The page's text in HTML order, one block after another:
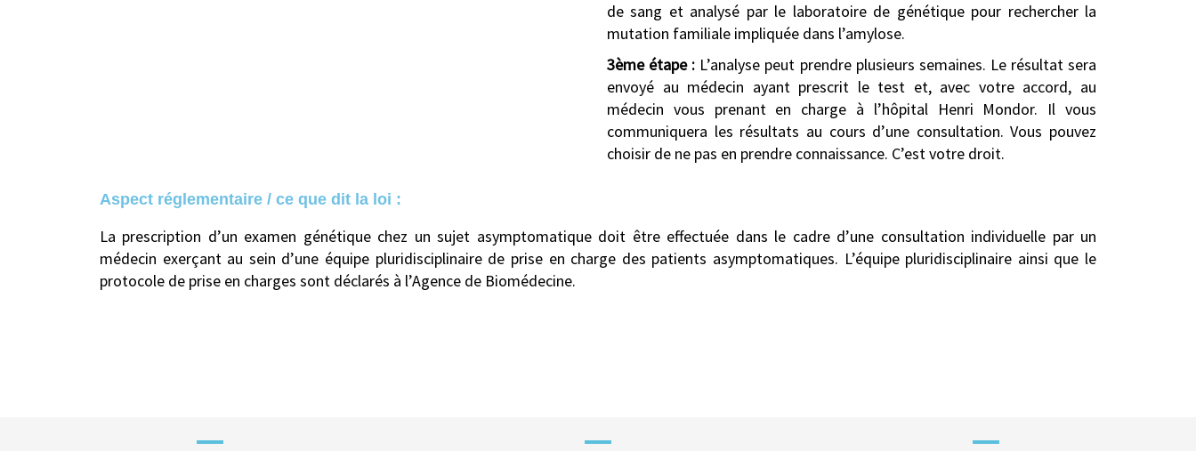
de sang et analysé par le laboratoire de génétique pour rechercher la
mutation familiale impliquée dans l’amylose.
3ème étape : L’analyse peut prendre plusieurs semaines. Le résultat sera
envoyé au médecin ayant prescrit le test et, avec votre accord, au
médecin vous prenant en charge à l’hôpital Henri Mondor. Il vous
communiquera les résultats au cours d’une consultation. Vous pouvez
choisir de ne pas en prendre connaissance. C’est votre droit.
Aspect réglementaire / ce que dit la loi :
La prescription d’un examen génétique chez un sujet asymptomatique doit être effectuée dans le cadre d’une consultation individuelle par un
médecin exerçant au sein d’une équipe pluridisciplinaire de prise en charge des patients asymptomatiques. L’équipe pluridisciplinaire ainsi que le
protocole de prise en charges sont déclarés à l’Agence de Biomédecine.